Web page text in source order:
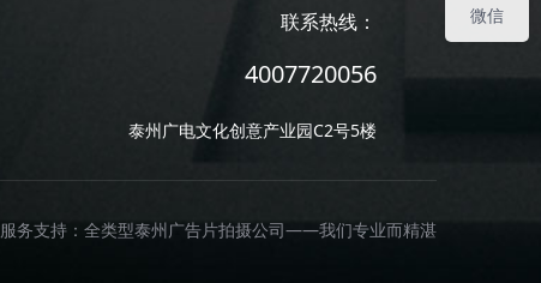
联系热线：
4007720056
泰州广电文化创意产业园C2号5楼
服务支持：全类型泰州广告片拍摄公司——我们专业而精湛
微信